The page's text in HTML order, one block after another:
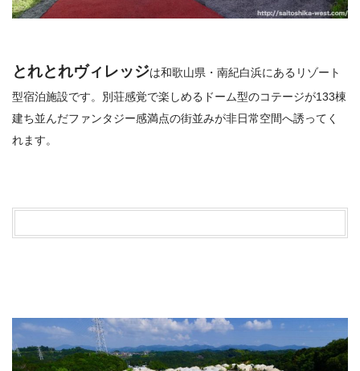
とれとれヴィレッジは和歌山県・南紀白浜にあるリゾート
型宿泊施設です。別荘感覚で楽しめるドーム型のコテージが133棟
建ち並んだファンタジー感満点の街並みが非日常空間へ誘ってく
れます。